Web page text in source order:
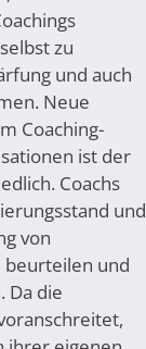
zu
und auch
Neue
Coaching-
ist der
Coachs
und
von
beurteilen und
Da die